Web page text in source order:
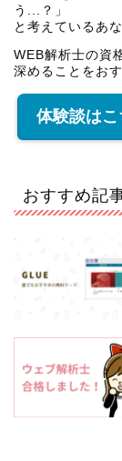
う...？」
と考えているあな
WEB解析士の資
深めることをお
体験談はこ
おすすめ記